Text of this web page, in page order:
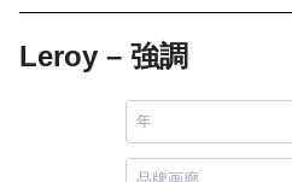
Leroy – 強調